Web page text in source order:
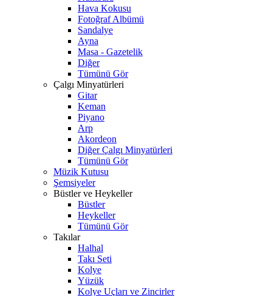
Hava Kokusu
Fotoğraf Albümü
Sandalye
Ayna
Masa - Gazetelik
Diğer
Tümünü Gör
Çalgı Minyatürleri
Gitar
Keman
Piyano
Arp
Akordeon
Diğer Çalgı Minyatürleri
Tümünü Gör
Müzik Kutusu
Şemsiyeler
Büstler ve Heykeller
Büstler
Heykeller
Tümünü Gör
Takılar
Halhal
Takı Seti
Kolye
Yüzük
Kolye Uçları ve Zincirler